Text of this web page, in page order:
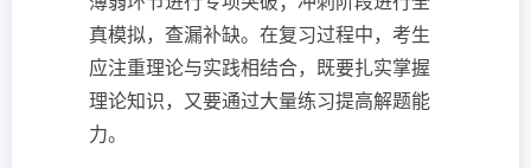
真模拟，查漏补缺。在复习过程中，考生
应注重理论与实践相结合，既要扎实掌握
理论知识，又要通过大量练习提高解题能
力。